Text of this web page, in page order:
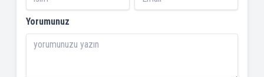
Yorumunuz